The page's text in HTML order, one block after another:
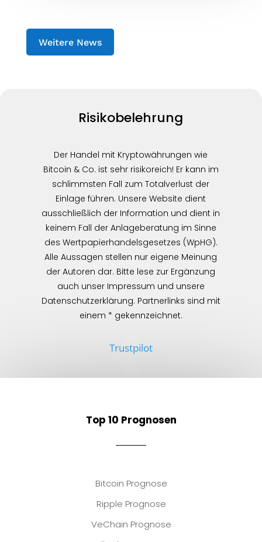
Weitere News
Risikobelehrung
Der Handel mit Kryptowährungen wie
Bitcoin & Co. ist sehr risikoreich! Er kann im
schlimmsten Fall zum Totalverlust der
Einlage führen. Unsere Website dient
ausschließlich der Information und dient in
keinem Fall der Anlageberatung im Sinne
des Wertpapierhandelsgesetzes (WpHG).
Alle Aussagen stellen nur eigene Meinung
der Autoren dar. Bitte lese zur Ergänzung
auch unser Impressum und unsere
Datenschutzerklärung. Partnerlinks sind mit
einem * gekennzeichnet.
Trustpilot
Top 10 Prognosen
Bitcoin Prognose
Ripple Prognose
VeChain Prognose